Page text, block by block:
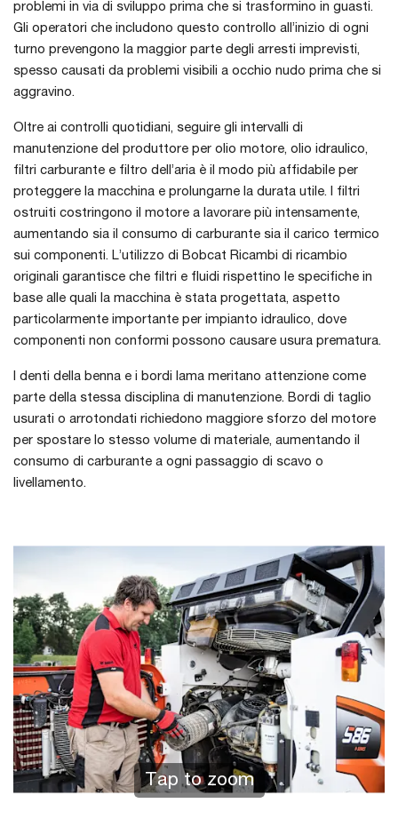
problemi in via di sviluppo prima che si trasformino in guasti.
Gli operatori che includono questo controllo all’inizio di ogni
turno prevengono la maggior parte degli arresti imprevisti,
spesso causati da problemi visibili a occhio nudo prima che si
aggravino.
Oltre ai controlli quotidiani, seguire gli intervalli di
manutenzione del produttore per olio motore, olio idraulico,
filtri carburante e filtro dell’aria è il modo più affidabile per
proteggere la macchina e prolungarne la durata utile. I filtri
ostruiti costringono il motore a lavorare più intensamente,
aumentando sia il consumo di carburante sia il carico termico
sui componenti. L’utilizzo di Bobcat Ricambi di ricambio
originali garantisce che filtri e fluidi rispettino le specifiche in
base alle quali la macchina è stata progettata, aspetto
particolarmente importante per impianto idraulico, dove
componenti non conformi possono causare usura prematura.
I denti della benna e i bordi lama meritano attenzione come
parte della stessa disciplina di manutenzione. Bordi di taglio
usurati o arrotondati richiedono maggiore sforzo del motore
per spostare lo stesso volume di materiale, aumentando il
consumo di carburante a ogni passaggio di scavo o
livellamento.
Tap to zoom